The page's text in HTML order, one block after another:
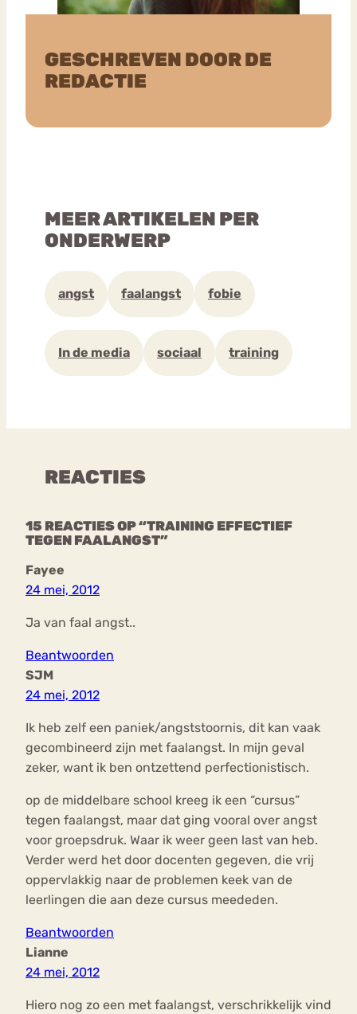
GESCHREVEN DOOR DE
REDACTIE
MEER ARTIKELEN PER
ONDERWERP
angst faalangst fobie
In de media sociaal training
REACTIES
15 REACTIES OP “TRAINING EFFECTIEF
TEGEN FAALANGST”
Fayee
24 mei, 2012
Ja van faal angst..
Beantwoorden
SJM
24 mei, 2012
Ik heb zelf een paniek/angststoornis, dit kan vaak
gecombineerd zijn met faalangst. In mijn geval
zeker, want ik ben ontzettend perfectionistisch.
op de middelbare school kreeg ik een “cursus”
tegen faalangst, maar dat ging vooral over angst
voor groepsdruk. Waar ik weer geen last van heb.
Verder werd het door docenten gegeven, die vrij
oppervlakkig naar de problemen keek van de
leerlingen die aan deze cursus meededen.
Beantwoorden
Lianne
24 mei, 2012
Hiero nog zo een met faalangst, verschrikkelijk vind